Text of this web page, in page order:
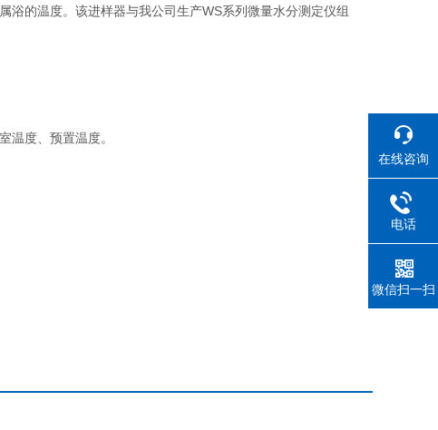
浴的温度。该进样器与我公司生产WS系列微量水分测定仪组
温度、预置温度。
在线咨询
电话
微信扫一扫